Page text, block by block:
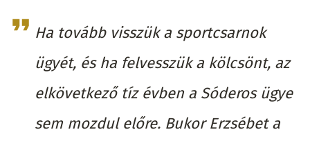
Ha tovább visszük a sportcsarnok
ügyét, és ha felvesszük a kölcsönt, az
elkövetkező tíz évben a Sóderos ügye
sem mozdul előre. Bukor Erzsébet a